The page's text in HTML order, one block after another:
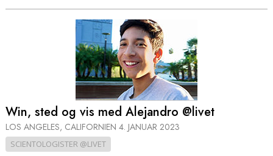
Win, sted og vis med Alejandro @livet
LOS ANGELES, CALIFORNIEN 4. JANUAR 2023
SCIENTOLOGISTER @LIVET